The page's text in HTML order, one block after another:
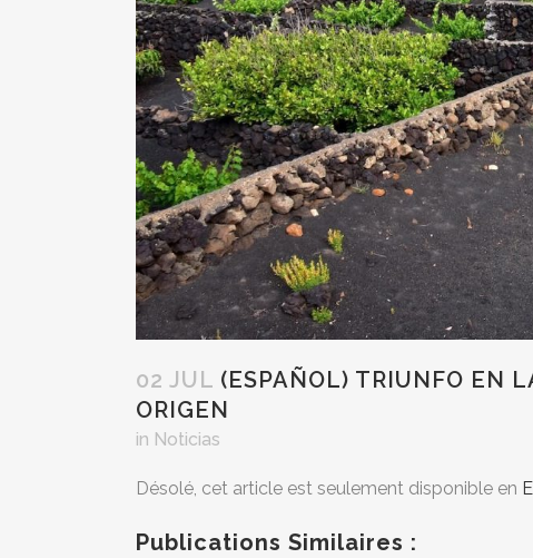
02 JUL (ESPAÑOL) TRIUNFO EN
ORIGEN
in Noticias
Désolé, cet article est seulement disponible en
Publications Similaires :